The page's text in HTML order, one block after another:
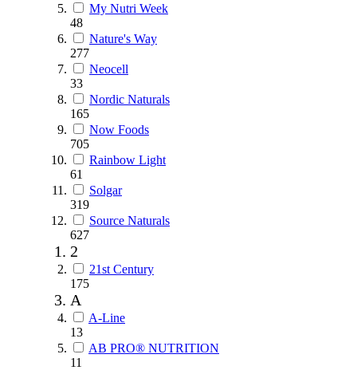
My Nutri Week
48
Nature's Way
277
Neocell
33
Nordic Naturals
165
Now Foods
705
Rainbow Light
61
Solgar
319
Source Naturals
627
2
21st Century
175
A
A-Line
13
AB PRO® NUTRITION
11